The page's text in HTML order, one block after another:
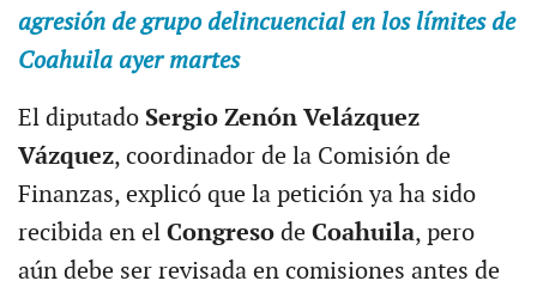
agresión de grupo delincuencial en los límites de
Coahuila ayer martes
El diputadoSergio Zenón Velázquez
Vázquez, coordinador de la Comisión de
Finanzas, explicó que la petición ya ha sido
recibida en el Congreso de Coahuila, pero
aún debe ser revisada en comisiones antes de